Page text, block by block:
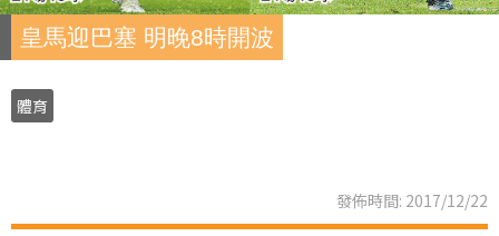
皇馬迎巴塞 明晚8時開波
體育
發佈時間: 2017/12/22